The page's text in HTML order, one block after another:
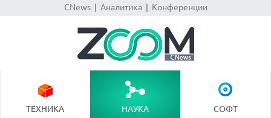
CNews| Аналитика| Конференции
ТЕХНИКА НАУКА СОФТ